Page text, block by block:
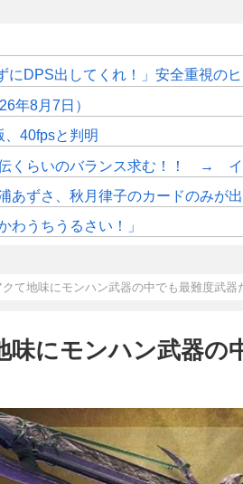
DPS出してくれ！」安全重視の
年8月7日）
40fpsと判明
くらいのバランス求む！！ → イ
さ、秋月律子のカードのみが出現する
わうちうるさい！」
クて地味にモンハン武器の中でも最難度武器
味にモンハン武器の